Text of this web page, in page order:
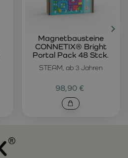
STEAM, ab 3 Jahren
Magnetbausteine
CONNETIX® Bright
Portal Pack 48 Stck.
98,90 €